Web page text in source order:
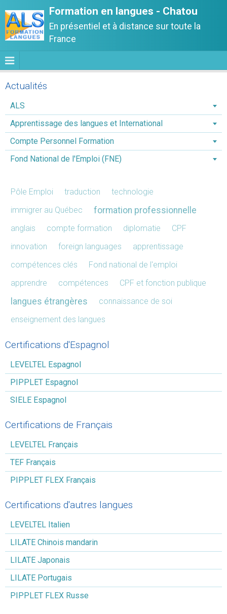
Formation en langues - Chatou
En présentiel et à distance sur toute la
France
Actualités
ALS
Apprentissage des langues et International
Compte Personnel Formation
Fond National de l'Emploi (FNE)
Pôle Emploi traduction
technologie
immigrer au Québec
formation professionnelle
anglais compte formation diplomatie
CPF
innovation
foreign languages
apprentissage
compétences clés
Fond national de l'emploi
apprendre
compétences CPF et fonction publique
langues étrangères
connaissance de soi
enseignement des langues
Certifications d'Espagnol
LEVELTEL Espagnol
PIPPLET Espagnol
SIELE Espagnol
Certifications de Français
LEVELTEL Français
TEF Français
PIPPLET FLEX Français
Certifications d'autres langues
LEVELTEL Italien
LILATE Chinois mandarin
LILATE Japonais
LILATE Portugais
PIPPLET FLEX Russe